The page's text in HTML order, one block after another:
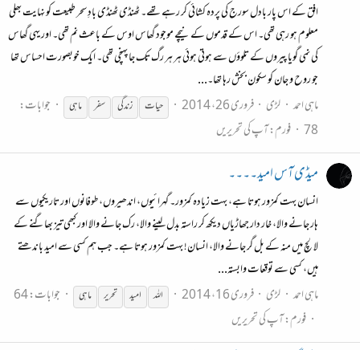
افق کے اس پار بادل سورج کی پردہ کشائی کر رہے تھے۔ ٹھنڈی ٹھنڈی بادِ سحر طبیعت کو نہایت بھلی
معلوم ہو رہی تھی۔ اس کے قدموں کے نیچے موجود گھاس اوس کے باعث نم تھی۔ اور یہی گھاس
کی نمی گویا پیروں کے تلوؤں سے ہوتی ہوئی ہر ہر رگ تک جا پہنچی تھی۔ ایک خوبصورت احساس تھا
جو روح و جان کو سکون بخش رہا تھا۔...
ماہی احمد لڑی فروری 26، 2014 حیات زندگی سفر ماہی
جوابات:
78 فورم:آپ کی تحریریں
میڈی آس امید۔۔۔۔
انسان بہت کمزور ہوتا ہے، بہت زیادہ کمزور۔ گہرائیوں، اندھیروں، طوفانوں اور تاریکیوں سے
ہار جانے والا، خار دار جھاڑیاں دیکھ کر راستہ بدل لینے والا، رک جانے والا اور کبھی تیز بھاگنے کے
لالچ میں منہ کے بل گر جانے والا، انسان! بہت کمزور ہوتا ہے۔ جب ہم کسی سے امید باندھتے
ہیں، کسی سے توقعات وابستہ...
ماہی احمد لڑی فروری 16، 2014 اللہ امید تحریر ماہی
جوابات: 64
فورم:آپ کی تحریریں